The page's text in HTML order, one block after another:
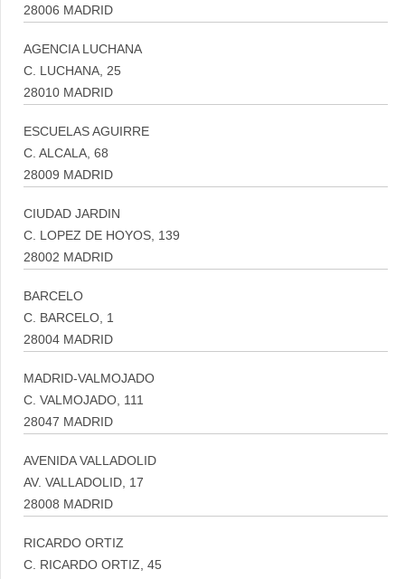
28006 MADRID
AGENCIA LUCHANA
C. LUCHANA, 25
28010 MADRID
ESCUELAS AGUIRRE
C. ALCALA, 68
28009 MADRID
CIUDAD JARDIN
C. LOPEZ DE HOYOS, 139
28002 MADRID
BARCELO
C. BARCELO, 1
28004 MADRID
MADRID-VALMOJADO
C. VALMOJADO, 111
28047 MADRID
AVENIDA VALLADOLID
AV. VALLADOLID, 17
28008 MADRID
RICARDO ORTIZ
C. RICARDO ORTIZ, 45